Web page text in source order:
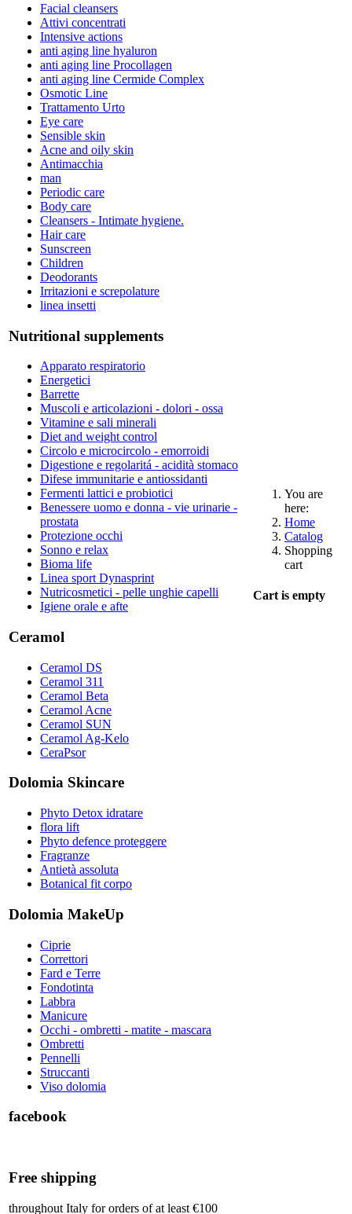
Facial cleansers
Attivi concentrati
Intensive actions
anti aging line hyaluron
anti aging line Procollagen
anti aging line Cermide Complex
Osmotic Line
Trattamento Urto
Eye care
Sensible skin
Acne and oily skin
Antimacchia
man
Periodic care
Body care
Cleansers - Intimate hygiene.
Hair care
Sunscreen
Children
Deodorants
Irritazioni e screpolature
linea insetti
Nutritional supplements
Apparato respiratorio
Energetici
Barrette
Muscoli e articolazioni - dolori - ossa
Vitamine e sali minerali
Diet and weight control
Circolo e microcircolo - emorroidi
Digestione e regolaritá - acidità stomaco
Difese immunitarie e antiossidanti
Fermenti lattici e probiotici
Benessere uomo e donna - vie urinarie -
prostata
Protezione occhi
Sonno e relax
Bioma life
Linea sport Dynasprint
Nutricosmetici - pelle unghie capelli
Igiene orale e afte
Ceramol
Ceramol DS
Ceramol 311
Ceramol Beta
Ceramol Acne
Ceramol SUN
Ceramol Ag-Kelo
CeraPsor
Dolomia Skincare
Phyto Detox idratare
flora lift
Phyto defence proteggere
Fragranze
Antietà assoluta
Botanical fit corpo
Dolomia MakeUp
Ciprie
Correttori
Fard e Terre
Fondotinta
Labbra
Manicure
Occhi - ombretti - matite - mascara
Ombretti
Pennelli
Struccanti
Viso dolomia
facebook
Free shipping
throughout Italy for orders of at least €100
You are
here:
Home
Catalog
Shopping
cart
Cart is empty